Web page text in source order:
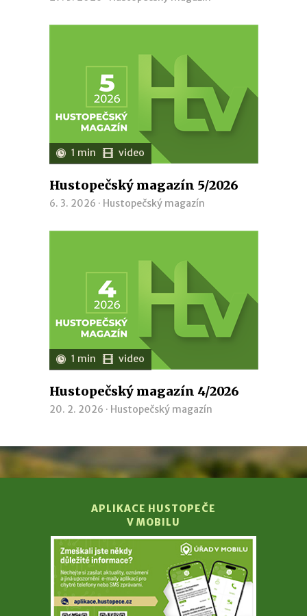
1 min video
Hustopečský magazín 5/2026
6. 3. 2026 · Hustopečský magazín
1 min video
Hustopečský magazín 4/2026
20. 2. 2026 · Hustopečský magazín
APLIKACE HUSTOPEČE
V MOBILU